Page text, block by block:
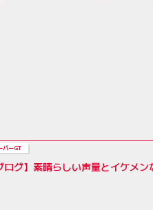
パーGT
ログ】素晴らしい声量とイケメ